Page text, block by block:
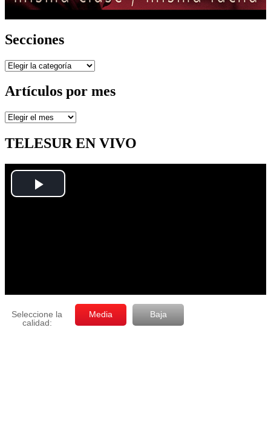
Secciones
Secciones
Artículos por mes
Artículos
mes
TELESUR EN VIVO